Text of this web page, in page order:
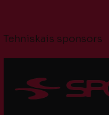
Tehniskais sponsors